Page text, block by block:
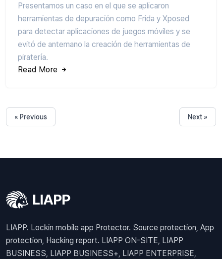
Presentamos un caso en el que se aplicaron
herramientas de depuración como Frida y Xposed
para detectar aplicaciones de juegos móviles y se
evitó de antemano la creación de herramientas de
piratería.
Read More
« Previous Next »
LIAPP. Lockin mobile app Protector. Source protection, App
protection, Hacking report. LIAPP ON-SITE, LIAPP
BUSINESS, LIAPP BUSINESS+, LIAPP ENTERPRISE,